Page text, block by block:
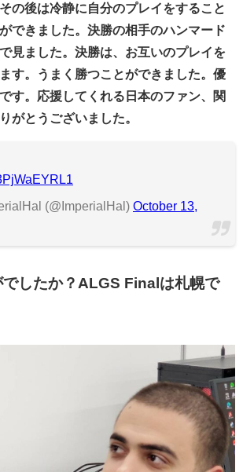
の後は冷静に自分のプレイをすること
できました。決勝の相手のハンマード
見ました。決勝は、お互いのプレイを
す。うまく勝つことができました。優
す。応援してくれる日本のファン、関
がとうございました。
(@ImperialHal) October 13,
でしたか？ALGS Finalは札幌で